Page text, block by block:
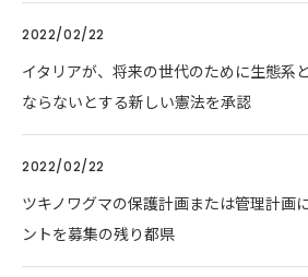
2022/02/22
イタリアが、将来の世代のために生態系
ならないとする新しい憲法を承認
2022/02/22
ツキノワグマの保護計画または管理計画
ントを募集の残り都県